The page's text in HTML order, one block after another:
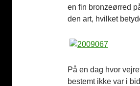
en fin bronzeørred
den art, hvilket
På en dag hvor
bestemt ikke var i